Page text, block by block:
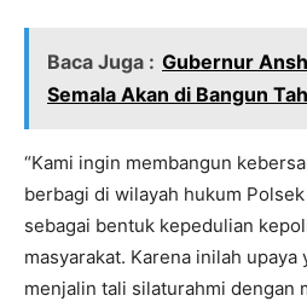
Baca Juga : Gubernur
Semala Akan di Bangun
“Kami ingin membangun
berbagi di wilayah hukum
sebagai bentuk kepedulian
masyarakat. Karena inilah
menjalin tali silaturahmi dengan